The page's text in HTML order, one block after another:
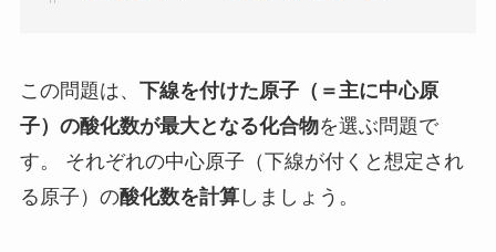
この問題は、 下線を付けた原子（＝主に中心原
子）の酸化数が最大となる化合物を選ぶ問題で
す。 それぞれの中心原子（下線が付くと想定され
る原子）の酸化数を計算しましょう。